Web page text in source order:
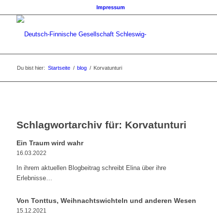
Impressum
Du bist hier: Startseite / blog / Korvatunturi
Schlagwortarchiv für: Korvatunturi
Ein Traum wird wahr
16.03.2022
In ihrem aktuellen Blogbeitrag schreibt Elina über ihre
Erlebnisse…
Von Tonttus, Weihnachtswichteln und anderen Wesen
15.12.2021